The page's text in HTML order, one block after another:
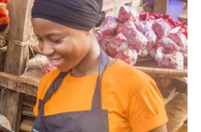
Guinée :
Réforme
Bénin :